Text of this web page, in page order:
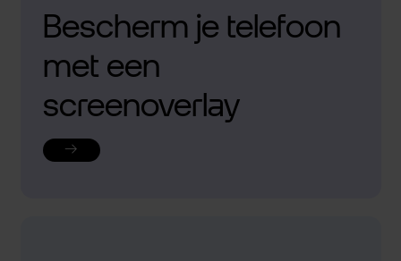
Bescherm je telefoon
met een
screenoverlay